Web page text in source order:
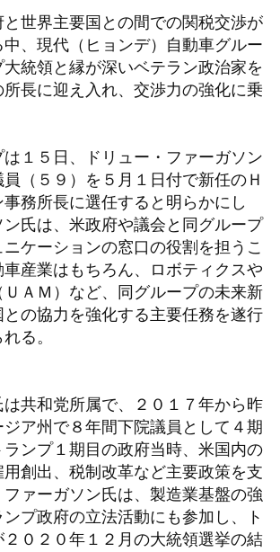
と世界主要国との間での関税交渉が
、現代（ヒョンデ）自動車グルー
統領と縁が深いベテラン政治家を
長に迎え入れ、交渉力の強化に乗
１５日、ドリュー・ファーガソン
（５９）を５月１日付で新任のＨ
務所長に選任すると明らかにし
氏は、米政府や議会と同グループ
ニケーションの窓口の役割を担うこ
車産業はもちろん、ロボティクスや
ＡＭ）など、同グループの未来新
の協力を強化する主要任務を遂行
る。
は共和党所属で、２０１７年から昨
ア州で８年間下院議員として４期
ランプ１期目の政府当時、米国内の
創出、税制改革など主要政策を支
ァーガソン氏は、製造業基盤の強
プ政府の立法活動にも参加し、ト
２０２０年１２月の大統領選挙の結